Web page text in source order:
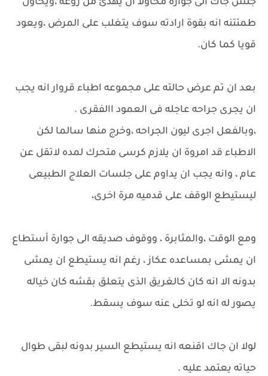
جلس جاك الى جوارة محاولا ان يهدئ من روعه ،ويحاول
طمئتنه انه بقوة ارادته سوف يتغلب على المرض ،ويعود
قويا كما كان.
بعد ان تم عرض حالته على مجموعه اطباء قروار انه يجب
ان يجرى جراحه عاجله فى العمود االفقرى .
،وبالفعل اجرى ليون الجراحه ،وخرج منها سالما لكن
الاطباء قد امروة ان يلازم كرسى متحرك لمده لاتقل عن
عام ، وانه يجب ان يداوم على جلسات العلاج الطبيعى
ليستيطع الوقف على قدميه مرة اخرى،
ومع الوقت ،والمثابرة ، ووقوف صديقه الى جوارة أستطاع
ان يمشى بمساعده عكاز ، رغم انه يستيطع ان يمشى
بدونه الا انه كان كالغريق الذى يتعلق بقشه كان خياله
يصور له انه لو تخلى عنه سوف يسقط.
لولا ان جاك اقنعه انه يستيطع السير بدونه لبقى طوال
حياته يعتمد عليه .